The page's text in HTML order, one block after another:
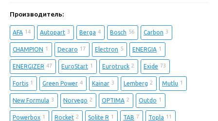
Производитель:
AFA 14 Autopart 3 Berga 4 Bosch 56 Carbon 3
CHAMPION 1 Decaro 17 Electron 5 ENERGIA 1
ENERGIZER 47 EuroStart 1 Eurotruck 2 Exide 73
Fortis 1 Green Power 4 Kainar 3 Lemberg 2 Mutlu 1
New Formula 3 Norvego 2 OPTIMA 2 Outdo 1
Powerbox 1 Rocket 2 Solite R 1 TAB 7 Topla 11